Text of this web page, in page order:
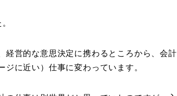
営的な意思決定に携わるところから、会計
に近い）仕事に変わっています。